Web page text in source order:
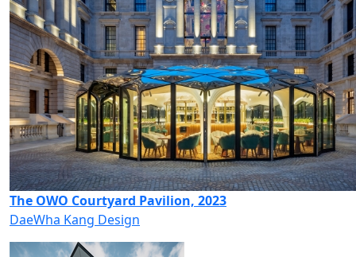
The OWO Courtyard Pavilion, 2023
DaeWha Kang Design